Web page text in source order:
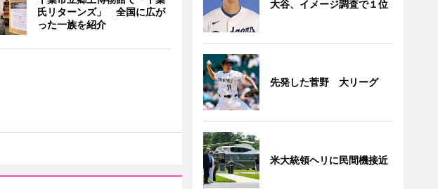
氏リターンズ」 全国に広が
った一族を紹介
大谷、イメージ調査で１位
先発した菅野 大リーグ
米大統領ヘリに民間機接近